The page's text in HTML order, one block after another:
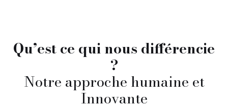
Qu’est ce qui nous différencie
?
Notre approche humaine et
Innovante